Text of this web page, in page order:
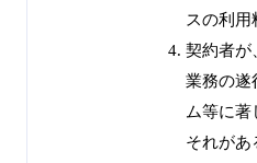
スの利用
契約者が
業務の遂
ム等に著
それがあ